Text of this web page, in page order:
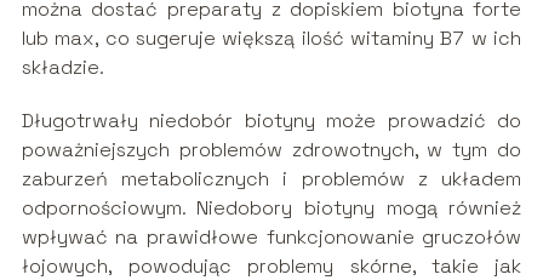
można dostać preparaty z dopiskiem biotyna forte
lub max, co sugeruje większą ilość witaminy B7 w ich
składzie.
Długotrwały niedobór biotyny może prowadzić do
poważniejszych problemów zdrowotnych, w tym do
zaburzeń metabolicznych i problemów z układem
odpornościowym. Niedobory biotyny mogą również
wpływać na prawidłowe funkcjonowanie gruczołów
łojowych, powodując problemy skórne, takie jak